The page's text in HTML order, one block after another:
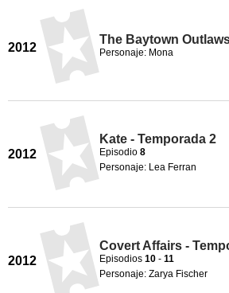
2012
The Baytown
Personaje: Mona
2012
Kate - Temporada 2
Episodio 8
Personaje: Lea Ferran
2012
Covert Affairs -
Episodios 10 - 11
Personaje: Zarya Fischer